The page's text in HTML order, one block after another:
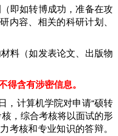
即如转博成功，准备在攻
内容、相关的科研计划、
料（如发表论文、出版物
得含有涉密信息。
，计算机学院对申请“硕转
，综合考核将以面试的形
考核和专业知识的答辩。